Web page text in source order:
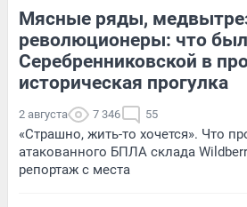
66
Мясные ряды,
революционеры: что
Серебренниковской в
историческая прогулка
2 августа 7 346 55
«Страшно, жить-то хочется». Что
атакованного БПЛА склада
репортаж с места